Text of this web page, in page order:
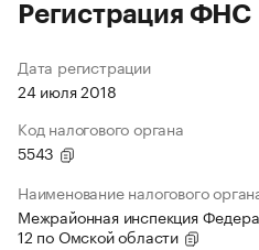
Регистрация ФНС
Дата регистрации
24 июля 2018
Код налогового органа
5543
Наименование налогового
Межрайонная инспекция
12 по Омской области